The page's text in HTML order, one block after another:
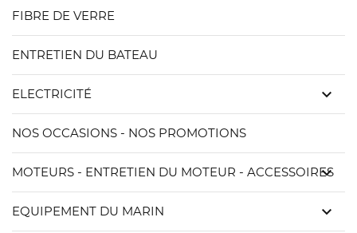
FIBRE DE VERRE
ENTRETIEN DU BATEAU
ELECTRICITÉ keyboard_arrow_down
NOS OCCASIONS - NOS PROMOTIONS
MOTEURS - ENTRETIEN DU MOTEUR - ACCESSOIRES
keyboard_arrow_down
EQUIPEMENT DU MARIN keyboard_arrow_down